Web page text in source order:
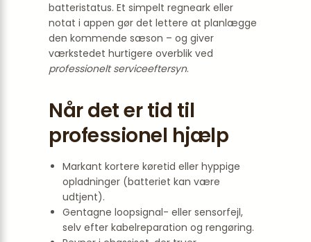
batteristatus. Et simpelt regneark eller
notat i appen gør det lettere at planlægge
den kommende sæson – og giver
værkstedet hurtigere overblik ved
professionelt serviceeftersyn.
Når det er tid til
professionel hjælp
Markant kortere køretid eller hyppige
opladninger (batteriet kan være
udtjent).
Gentagne loopsignal- eller sensorfejl,
selv efter kabelreparation og rengøring.